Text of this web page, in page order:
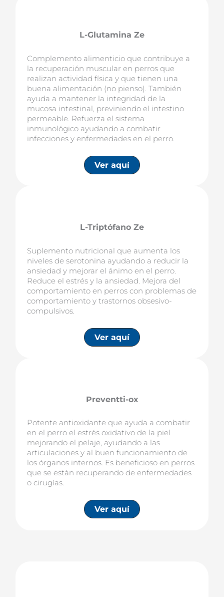
L-Glutamina Ze
Complemento alimenticio que contribuye a
la recuperación muscular en perros que
realizan actividad física y que tienen una
buena alimentación (no pienso). También
ayuda a mantener la integridad de la
mucosa intestinal, previniendo el intestino
permeable. Refuerza el sistema
inmunológico ayudando a combatir
infecciones y enfermedades en el perro.
Ver aquí
L-Triptófano Ze
Suplemento nutricional que aumenta los
niveles de serotonina ayudando a reducir la
ansiedad y mejorar el ánimo en el perro.
Reduce el estrés y la ansiedad. Mejora del
comportamiento en perros con problemas de
comportamiento y trastornos obsesivo-
compulsivos.
Ver aquí
Preventti-ox
Potente antioxidante que ayuda a combatir
en el perro el estrés oxidativo de la piel
mejorando el pelaje, ayudando a las
articulaciones y al buen funcionamiento de
los órganos internos. Es beneficioso en perros
que se están recuperando de enfermedades
o cirugías.
Ver aquí